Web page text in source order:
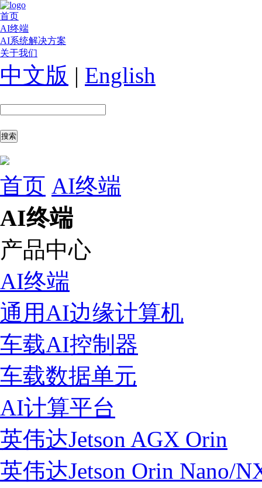
首页
AI终端
AI系统解决方案
关于我们
中文版 | English
首页 AI终端
AI终端
产品中心
AI终端
通用AI边缘计算机
车载AI控制器
车载数据单元
AI计算平台
英伟达Jetson AGX Orin
英伟达Jetson Orin Nano/